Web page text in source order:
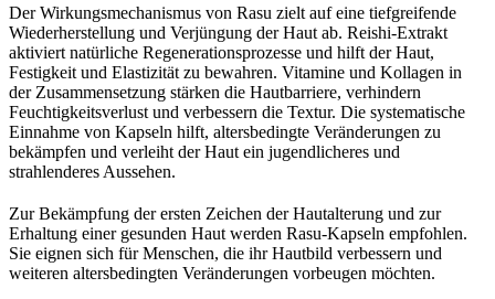
Der Wirkungsmechanismus von Rasu zielt auf eine tiefgreifende
Wiederherstellung und Verjüngung der Haut ab. Reishi-Extrakt
aktiviert natürliche Regenerationsprozesse und hilft der Haut,
Festigkeit und Elastizität zu bewahren. Vitamine und Kollagen in
der Zusammensetzung stärken die Hautbarriere, verhindern
Feuchtigkeitsverlust und verbessern die Textur. Die systematische
Einnahme von Kapseln hilft, altersbedingte Veränderungen zu
bekämpfen und verleiht der Haut ein jugendlicheres und
strahlenderes Aussehen.
Zur Bekämpfung der ersten Zeichen der Hautalterung und zur
Erhaltung einer gesunden Haut werden Rasu-Kapseln empfohlen.
Sie eignen sich für Menschen, die ihr Hautbild verbessern und
weiteren altersbedingten Veränderungen vorbeugen möchten.